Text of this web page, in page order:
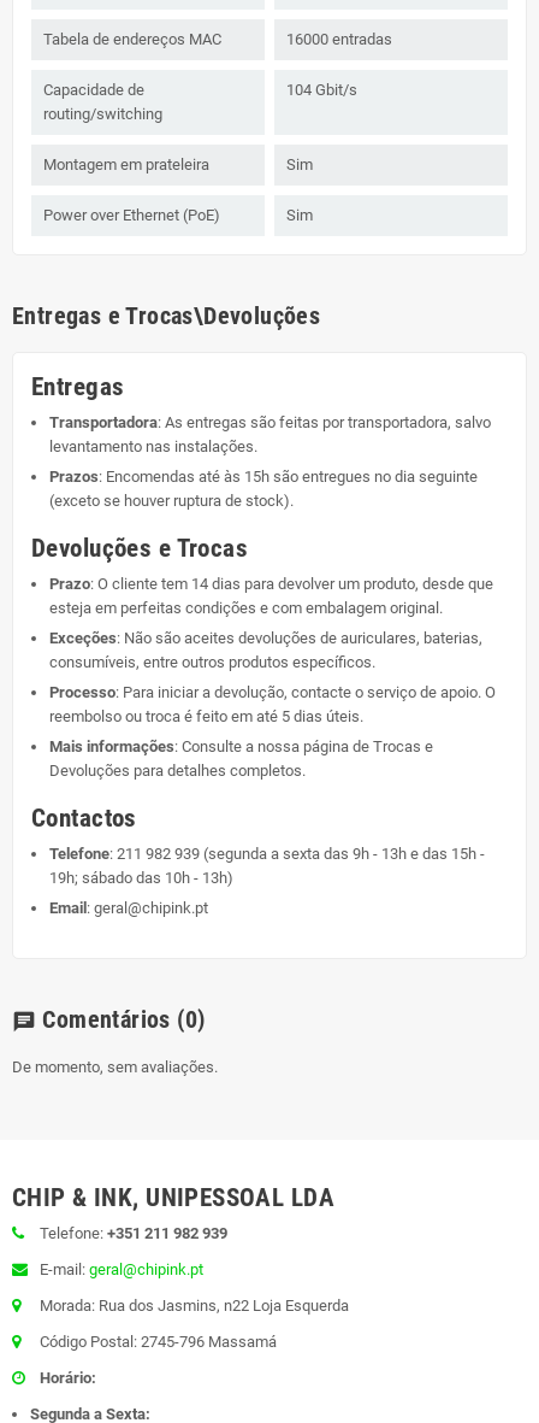
Tabela de endereços MAC 16000 entradas
Capacidade de
routing/switching
104 Gbit/s
Montagem em prateleira Sim
Power over Ethernet (PoE) Sim
Entregas e Trocas\Devoluções
Entregas
Transportadora: As entregas são feitas por transportadora, salvo
levantamento nas instalações.
Prazos: Encomendas até às 15h são entregues no dia seguinte
(exceto se houver ruptura de stock).
Devoluções e Trocas
Prazo: O cliente tem 14 dias para devolver um produto, desde que
esteja em perfeitas condições e com embalagem original.
Exceções: Não são aceites devoluções de auriculares, baterias,
consumíveis, entre outros produtos específicos.
Processo: Para iniciar a devolução, contacte o serviço de apoio. O
reembolso ou troca é feito em até 5 dias úteis.
Mais informações: Consulte a nossa página de Trocas e
Devoluções para detalhes completos.
Contactos
Telefone: 211 982 939 (segunda a sexta das 9h - 13h e das 15h -
19h; sábado das 10h - 13h)
Email : geral@chipink.pt
chat Comentários (0)
De momento, sem avaliações.
CHIP & INK, UNIPESSOAL LDA
Telefone: +351 211 982 939
E-mail: geral@chipink.pt
Morada: Rua dos Jasmins, n22 Loja Esquerda
Código Postal: 2745-796 Massamá
Horário:
Segunda a Sexta: